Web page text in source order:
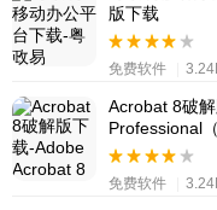
版下载
免费软件
Acrobat 8破
Professional
免费软件